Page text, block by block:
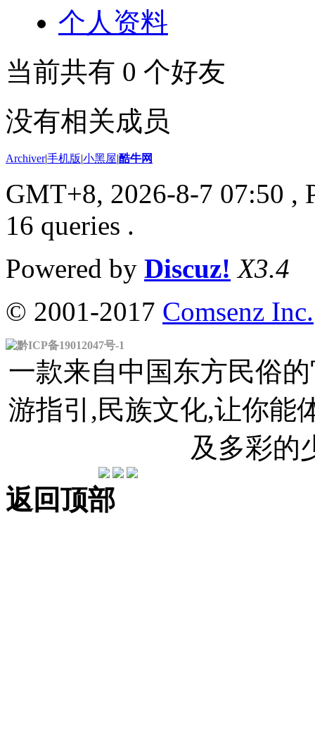
个人资料
当前共有 0 个好友
没有相关成员
Archiver|手机版|小黑屋|酷牛网
GMT+8, 2026-8-7 07:50 ,
16 queries .
Powered by Discuz! X3.4
© 2001-2017 Comsenz Inc.
黔ICP备19012047号-1
一款来自中国东方民俗
游指引,民族文化,让你能
及多彩的
返回顶部